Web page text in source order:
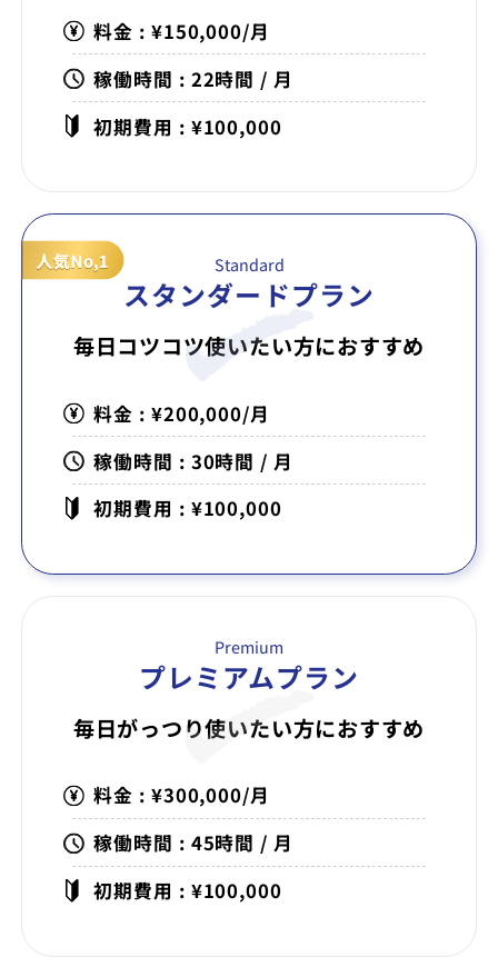
料金 : ¥150,000/月
稼働時間 : 22時間 / 月
初期費用 : ¥100,000
Standard
スタンダードプラン
毎日コツコツ使いたい方におすすめ
料金 : ¥200,000/月
稼働時間 : 30時間 / 月
初期費用 : ¥100,000
Premium
プレミアムプラン
毎日がっつり使いたい方におすすめ
料金 : ¥300,000/月
稼働時間 : 45時間 / 月
初期費用 : ¥100,000